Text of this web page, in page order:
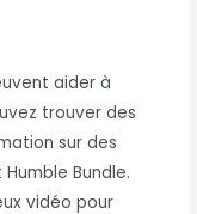
aider à
trouver des
sur des
Bundle.
vidéo pour